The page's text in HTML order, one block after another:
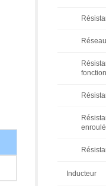
enroulé
Inducteur